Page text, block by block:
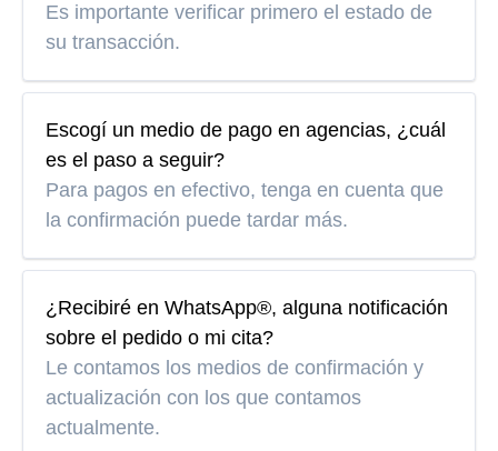
Es importante verificar primero el estado de
su transacción.
Escogí un medio de pago en agencias, ¿cuál
es el paso a seguir?
Para pagos en efectivo, tenga en cuenta que
la confirmación puede tardar más.
¿Recibiré en WhatsApp®, alguna notificación
sobre el pedido o mi cita?
Le contamos los medios de confirmación y
actualización con los que contamos
actualmente.